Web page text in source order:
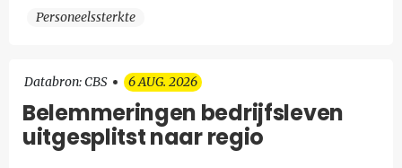
Personeelssterkte
Databron: CBS 6 AUG. 2026
Belemmeringen bedrijfsleven
uitgesplitst naar regio